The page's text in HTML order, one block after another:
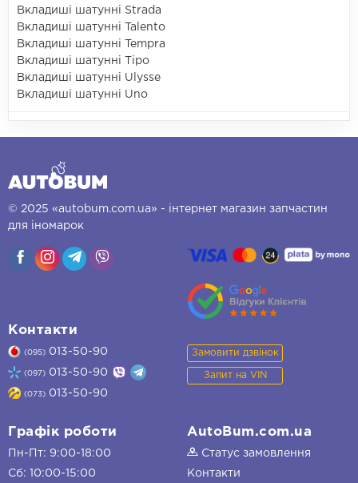
Вкладиші шатунні Strada
Вкладиші шатунні Talento
Вкладиші шатунні Tempra
Вкладиші шатунні Tipo
Вкладиші шатунні Ulysse
Вкладиші шатунні Uno
© 2025 «autobum.com.ua» - інтернет магазин запчастин
для іномарок
Контакти
(095) 013-50-90
(097) 013-50-90
(073) 013-50-90
Замовити дзвінок
Запит на VIN
Графік роботи
Пн-Пт: 9:00-18:00
Сб: 10:00-15:00
AutoBum.com.ua
Статус замовлення
Контакти